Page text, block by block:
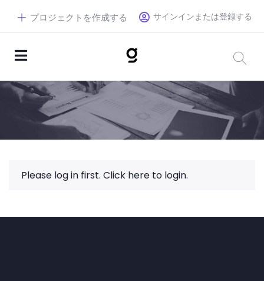
サインインまたは登録する
プロジェクトを作成する
Please log in first. Click here to login.